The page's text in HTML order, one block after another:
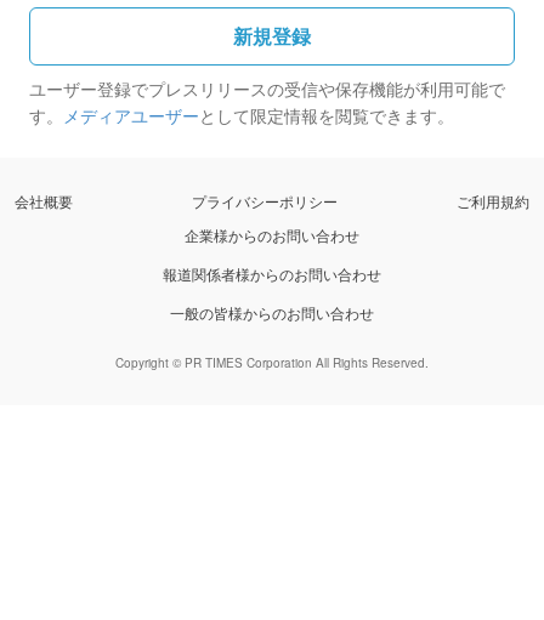
新規登録
ユーザー登録でプレスリリースの受信や保存機能が利用可能で
す。 メディアユーザーとして限定情報を閲覧できます。
会社概要 プライバシーポリシー
ご利用規約
企業様からのお問い合わせ
報道関係者様からのお問い合わせ
一般の皆様からのお問い合わせ
Copyright © PR TIMES Corporation All Rights Reserved.